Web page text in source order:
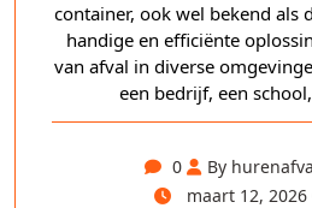
container, ook wel bekend als
handige en efficiënte
van afval in diverse
een bedrijf, een
0
By
maart 12, 2026